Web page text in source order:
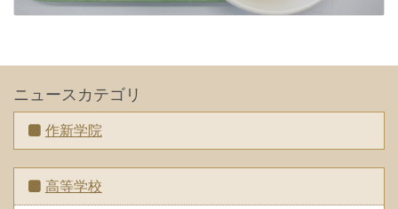
ニュースカテゴリ
作新学院
高等学校